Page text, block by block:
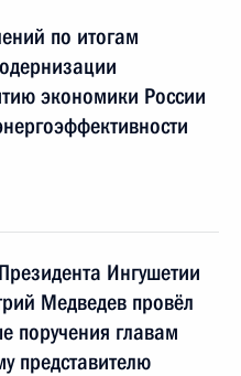
по итогам
экономики России
Ингушетии
Медведев провёл
поручения главам